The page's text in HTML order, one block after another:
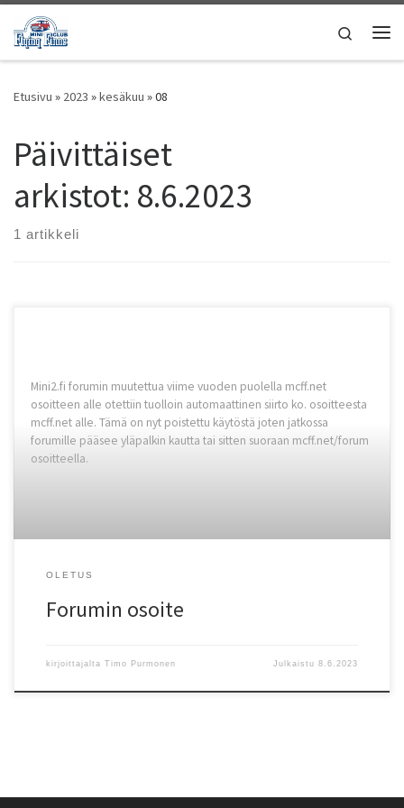
Skip to content
Search
Etusivu » 2023 »kesäkuu »08
Päivittäiset
arkistot: 8.6.2023
1 artikkeli
Mini2.fi forumin muutettua viime vuoden puolella mcff.net
osoitteen alle otettiin tuolloin automaattinen siirto ko. osoitteesta
mcff.net alle. Tämä on nyt poistettu käytöstä joten jatkossa
forumille pääsee yläpalkin kautta tai sitten suoraan mcff.net/forum
osoitteella.
OLETUS
Forumin osoite
kirjoittajalta Timo Purmonen Julkaistu8.6.2023